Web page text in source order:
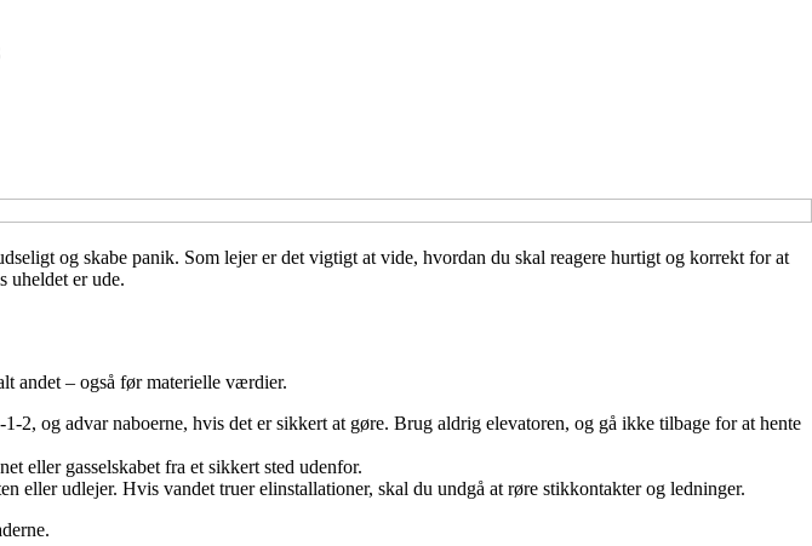
og skabe panik. Som lejer er det vigtigt at vide, hvordan du skal reagere hurtigt og korrekt for at
uheldet er ude.
andet – også før materielle værdier.
og advar naboerne, hvis det er sikkert at gøre. Brug aldrig elevatoren, og gå ikke tilbage for at hente
eller gasselskabet fra et sikkert sted udenfor.
eller udlejer. Hvis vandet truer elinstallationer, skal du undgå at røre stikkontakter og ledninger.